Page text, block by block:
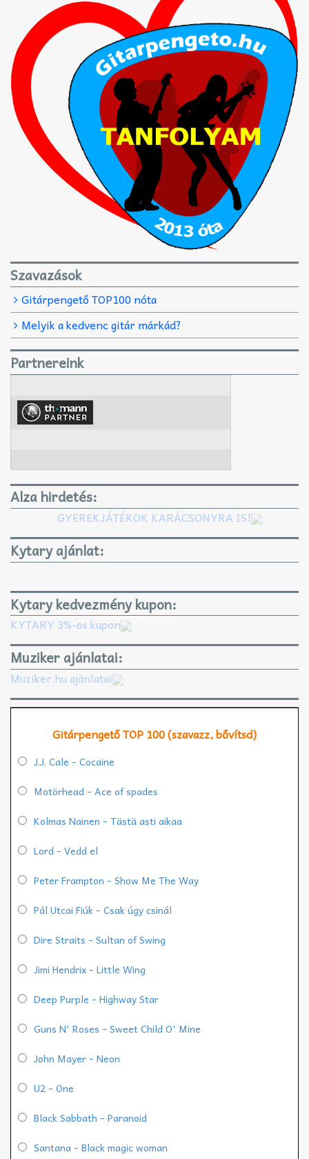
Szavazások
Gitárpengető TOP100 nóta
Melyik a kedvenc gitár márkád?
Partnereink
Alza hirdetés:
GYEREKJÁTÉKOK KARÁCSONYRA IS!
Kytary ajánlat:
Kytary kedvezmény kupon:
KYTARY 3%-os kupon
Muziker ajánlatai:
Muziker.hu ajánlatai
Gitárpengető TOP 100 (szavazz, bővítsd)
J.J. Cale - Cocaine
Motörhead - Ace of spades
Kolmas Nainen - Tästä asti aikaa
Lord - Vedd el
Peter Frampton - Show Me The Way
Pál Utcai Fiúk - Csak úgy csinál
Dire Straits - Sultan of Swing
Jimi Hendrix - Little Wing
Deep Purple - Highway Star
Guns N' Roses - Sweet Child O' Mine
John Mayer - Neon
U2 - One
Black Sabbath - Paranoid
Santana - Black magic woman